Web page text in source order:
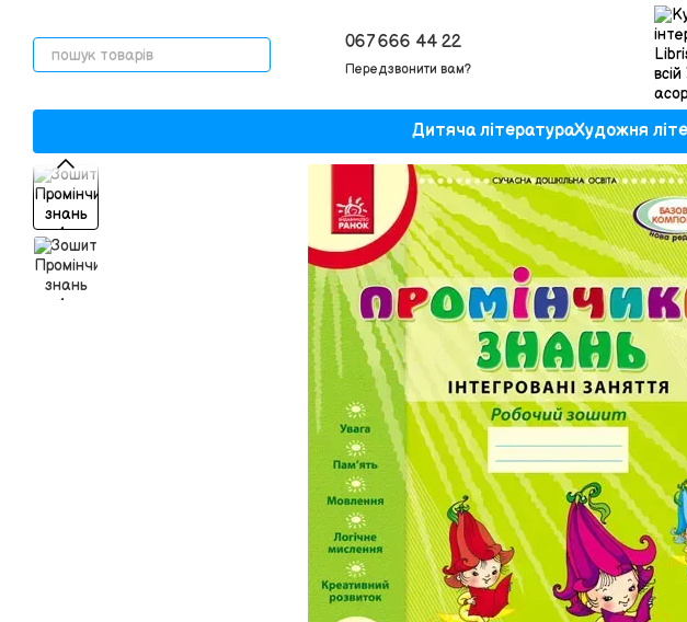
067 666 44 22
Передзвонити вам?
Дитяча літератураХудожня